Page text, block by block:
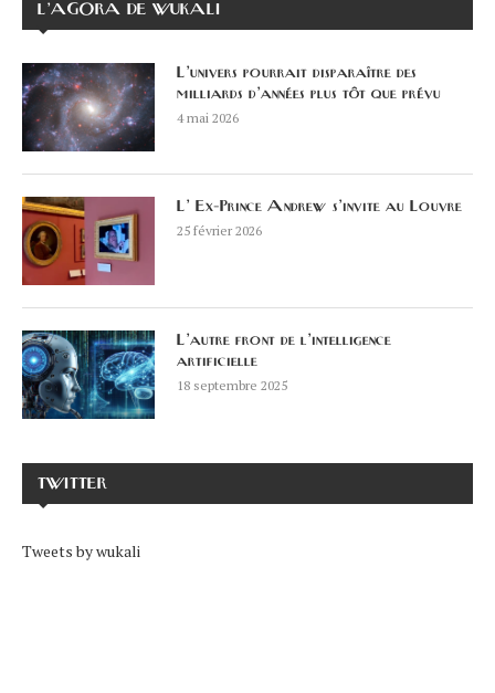
L’AGORA DE WUKALI
L’univers pourrait disparaître des
milliards d’années plus tôt que prévu
4 mai 2026
L’ Ex-Prince Andrew s’invite au Louvre
25 février 2026
L’autre front de l’intelligence
artificielle
18 septembre 2025
TWITTER
Tweets by wukali